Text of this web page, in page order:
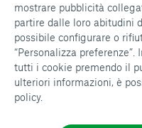
mostrare pubblicità
partire dalle loro abitudini
possibile configurare o
“Personalizza
tutti i cookie premendo il
ulteriori informazioni, è
policy.
CESENA – Sostegno a
Via Padre Vicinio da
47521 Cesena
Tel.: 0547 360 811
Detrazioni e deduzioni
come usufruirne